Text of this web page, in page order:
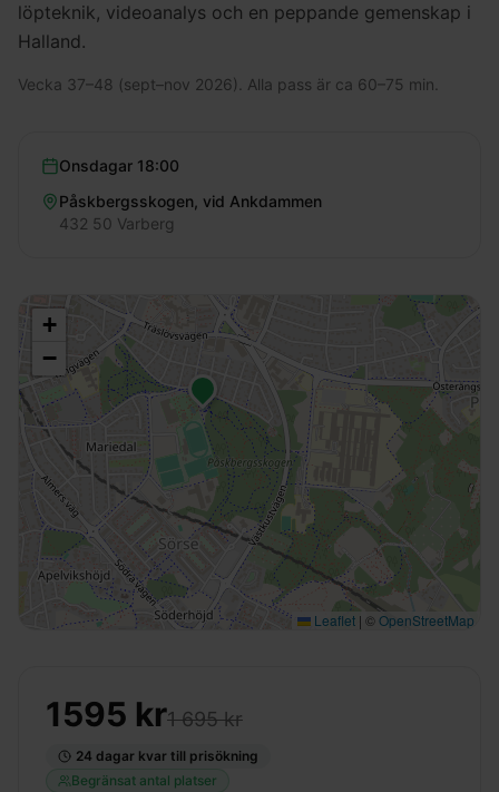
löpteknik, videoanalys och en peppande gemenskap i
Halland.
Vecka 37–48 (sept–nov 2026). Alla pass är ca 60–75 min.
Onsdagar 18:00
Påskbergsskogen, vid Ankdammen
432 50 Varberg
+
−
Leaflet | ©OpenStreetMap
1595 kr1 695 kr
24 dagar kvar till prisökning
Begränsat antal platser